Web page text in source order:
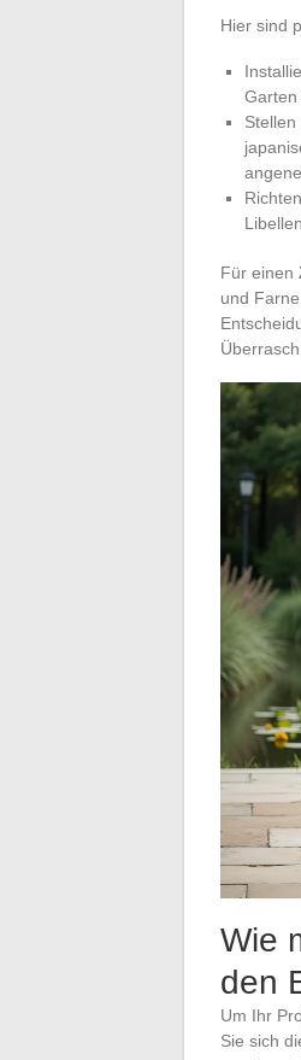
Hier sind
Garten
Für einen
und
Wie
den
Um Ihr
Sie sich